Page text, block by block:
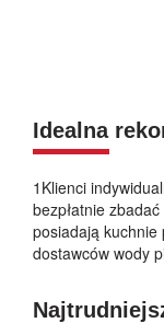
Idealna
1Klienci
bezpłatnie
posiadają kuchnie
dostawców wody